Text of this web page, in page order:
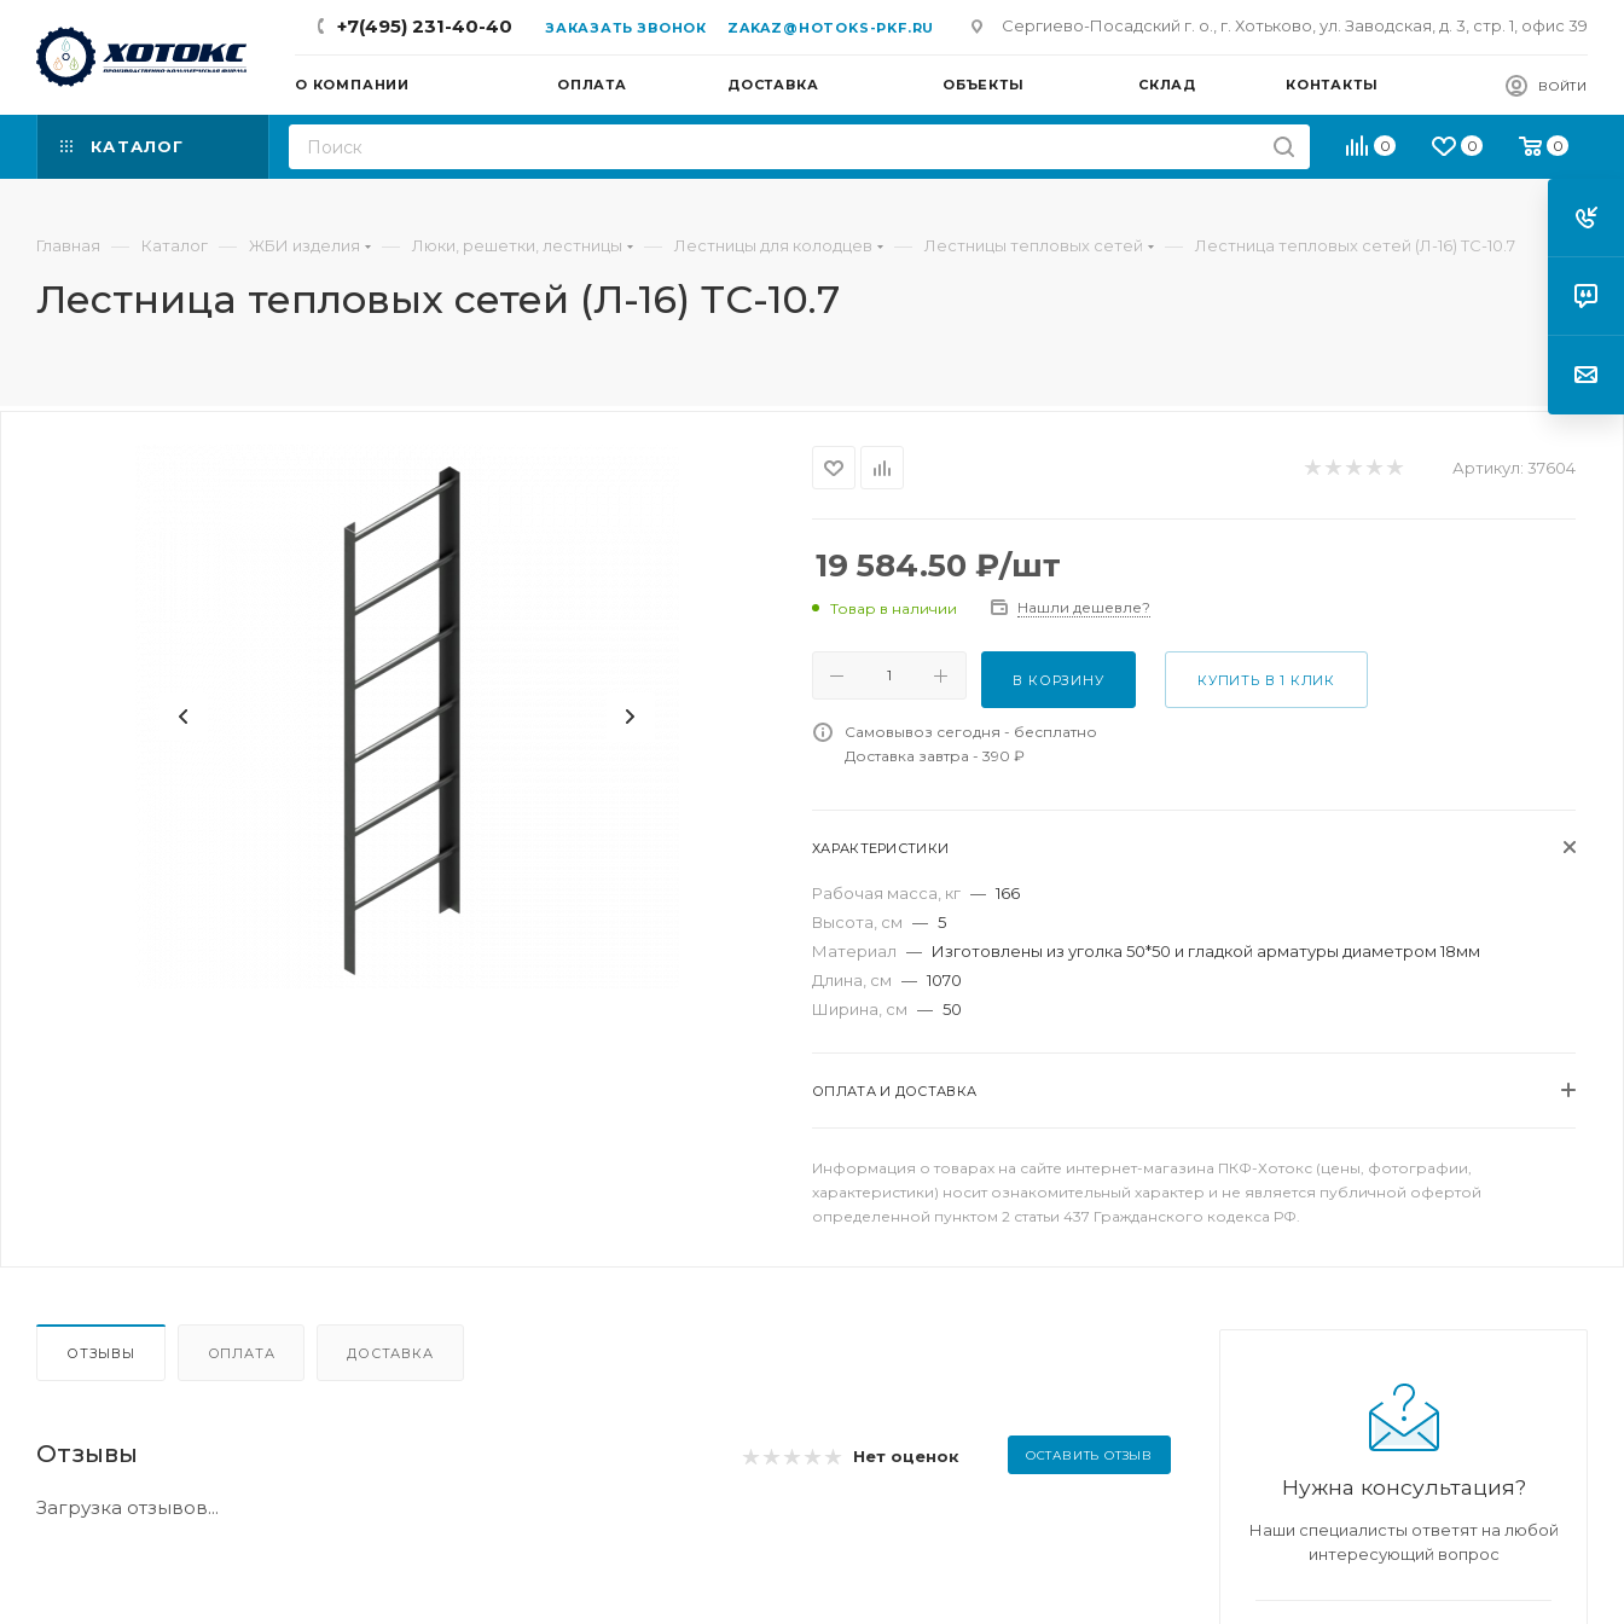
+7(495) 231-40-40 ЗАКАЗАТЬ ЗВОНОК ZAKAZ@HOTOKS-PKF.RU Сергиево-Посадский г. о., г. Хотьково, ул. Заводская, д. 3, стр. 1, офис 39
О КОМПАНИИ ОПЛАТА ДОСТАВКА ОБЪЕКТЫ СКЛАД КОНТАКТЫ ВОЙТИ
КАТАЛОГ 0 0 0
Главная — Каталог — ЖБИ изделия — Люки, решетки, лестницы — Лестницы для колодцев — Лестницы тепловых сетей — Лестница тепловых сетей (Л-16) ТС-10.7
Лестница тепловых сетей (Л-16) ТС-10.7
Артикул: 37604
19 584.50 ₽/шт
Товар в наличии Нашли дешевле?
В КОРЗИНУ КУПИТЬ В 1 КЛИК
Самовывоз сегодня - бесплатно
Доставка завтра - 390 ₽
ХАРАКТЕРИСТИКИ
Рабочая масса, кг — 166
Высота, см — 5
Материал — Изготовлены из уголка 50*50 и гладкой арматуры диаметром 18мм
Длина, см — 1070
Ширина, см — 50
ОПЛАТА И ДОСТАВКА
Информация о товарах на сайте интернет-магазина ПКФ-Хотокс (цены, фотографии,
характеристики) носит ознакомительный характер и не является публичной офертой
определенной пунктом 2 статьи 437 Гражданского кодекса РФ.
ОТЗЫВЫ ОПЛАТА ДОСТАВКА
Отзывы Нет оценок ОСТАВИТЬ ОТЗЫВ
Загрузка отзывов...
Нужна консультация?
Наши специалисты ответят на любой
интересующий вопрос